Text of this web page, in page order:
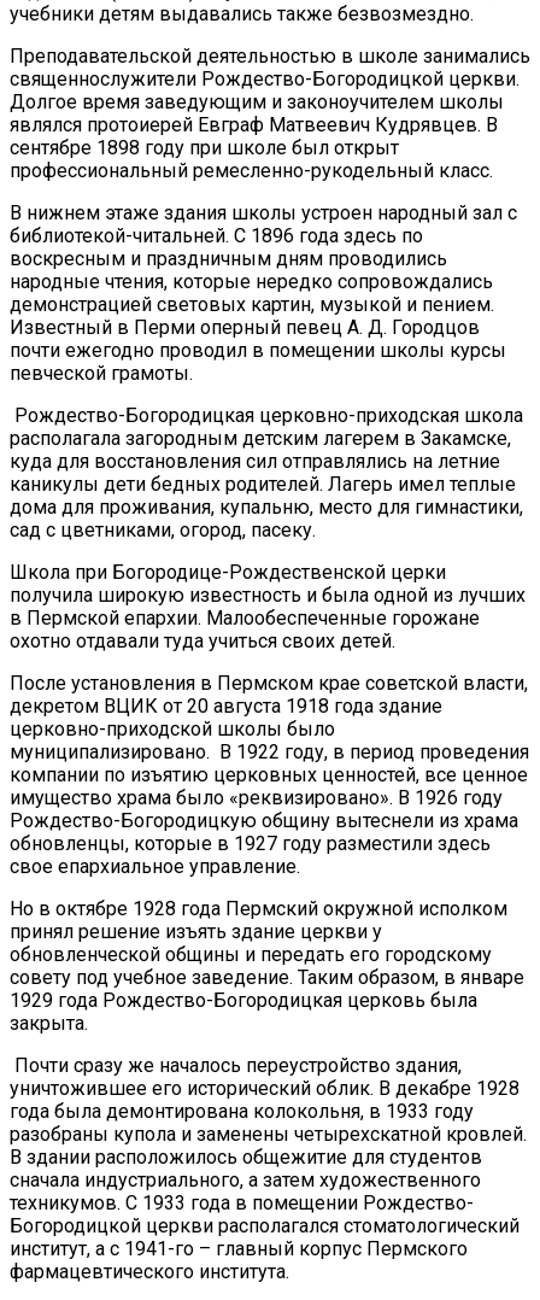
учебники детям выдавались также безвозмездно.
Преподавательской деятельностью в школе занимались
священнослужители Рождество-Богородицкой церкви.
Долгое время заведующим и законоучителем школы
являлся протоиерей Евграф Матвеевич Кудрявцев. В
сентябре 1898 году при школе был открыт
профессиональный ремесленно-рукодельный класс.
В нижнем этаже здания школы устроен народный зал с
библиотекой-читальней. С 1896 года здесь по
воскресным и праздничным дням проводились
народные чтения, которые нередко сопровождались
демонстрацией световых картин, музыкой и пением.
Известный в Перми оперный певец А. Д. Городцов
почти ежегодно проводил в помещении школы курсы
певческой грамоты.
Рождество-Богородицкая церковно-приходская школа
располагала загородным детским лагерем в Закамске,
куда для восстановления сил отправлялись на летние
каникулы дети бедных родителей. Лагерь имел теплые
дома для проживания, купальню, место для гимнастики,
сад с цветниками, огород, пасеку.
Школа при Богородице-Рождественской церки
получила широкую известность и была одной из лучших
в Пермской епархии. Малообеспеченные горожане
охотно отдавали туда учиться своих детей.
После установления в Пермском крае советской власти,
декретом ВЦИК от 20 августа 1918 года здание
церковно-приходской школы было
муниципализировано. В 1922 году, в период проведения
компании по изъятию церковных ценностей, все ценное
имущество храма было «реквизировано». В 1926 году
Рождество-Богородицкую общину вытеснели из храма
обновленцы, которые в 1927 году разместили здесь
свое епархиальное управление.
Но в октябре 1928 года Пермский окружной исполком
принял решение изъять здание церкви у
обновленческой общины и передать его городскому
совету под учебное заведение. Таким образом, в январе
1929 года Рождество-Богородицкая церковь была
закрыта.
Почти сразу же началось переустройство здания,
уничтожившее его исторический облик. В декабре 1928
года была демонтирована колокольня, в 1933 году
разобраны купола и заменены четырехскатной кровлей.
В здании расположилось общежитие для студентов
сначала индустриального, а затем художественного
техникумов. С 1933 года в помещении Рождество-
Богородицкой церкви располагался стоматологический
институт, а с 1941-го – главный корпус Пермского
фармацевтического института.